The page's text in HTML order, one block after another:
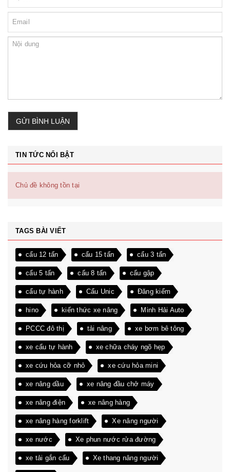
GỬI BÌNH LUẬN
TIN TỨC NỔI BẬT
Chủ đề không tồn tại
TAGS BÀI VIẾT
cẩu 12 tấn cẩu 15 tấn cẩu 3 tấn
cẩu 5 tấn cẩu 8 tấn cẩu gập
cẩu tự hành Cẩu Unic Đăng kiểm
hino kiến thức xe nâng Minh Hải Auto
PCCC đô thị tải nâng xe bơm bê tông
xe cẩu tự hành xe chữa cháy ngõ hẹp
xe cứu hỏa cỡ nhỏ xe cứu hỏa mini
xe nâng dầu xe nâng đầu chở máy
xe nâng điện xe nâng hàng
xe nâng hàng forklift Xe nâng người
xe nước Xe phun nước rửa đường
xe tải gắn cẩu Xe thang nâng người